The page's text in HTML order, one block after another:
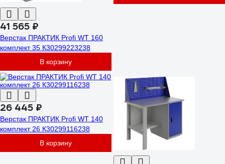
41 565 ₽
Верстак ПРАКТИК Profi WT 160
комплект 35 К30299223238
В корзину
26 445 ₽
Верстак ПРАКТИК Profi WT 140
комплект 26 К30299116238
В корзину